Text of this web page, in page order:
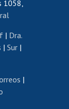
1058,
| Dra.
| Sur |
|